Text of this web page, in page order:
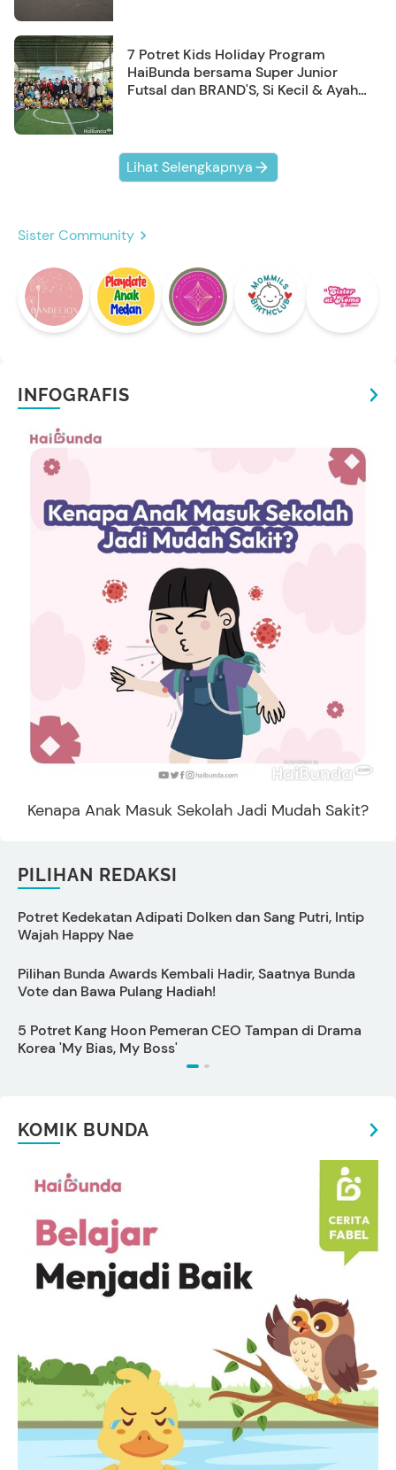
7 Potret Kids Holiday Program
HaiBunda bersama Super Junior
Futsal dan BRAND'S, Si Kecil & Ayah
Lihat Selengkapnya
Sister Community
INFOGRAFIS
Kenapa Anak Masuk Sekolah Jadi Mudah Sakit?
PILIHAN REDAKSI
Potret Kedekatan Adipati Dolken dan Sang Putri, Intip
Wajah Happy Nae
Pilihan Bunda Awards Kembali Hadir, Saatnya Bunda
Vote dan Bawa Pulang Hadiah!
5 Potret Kang Hoon Pemeran CEO Tampan di Drama
Korea 'My Bias, My Boss'
KOMIK BUNDA